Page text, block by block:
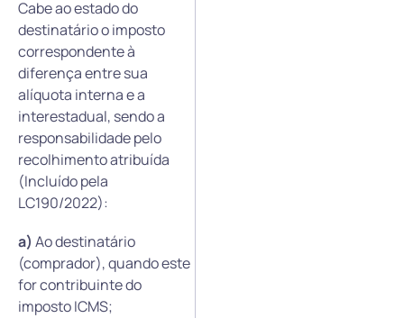
Cabe ao estado do
destinatário o imposto
correspondente à
diferença entre sua
alíquota interna e a
interestadual, sendo a
responsabilidade pelo
recolhimento atribuída
(Incluído pela
LC190/2022):
a) Ao destinatário
(comprador), quando este
for contribuinte do
imposto ICMS;